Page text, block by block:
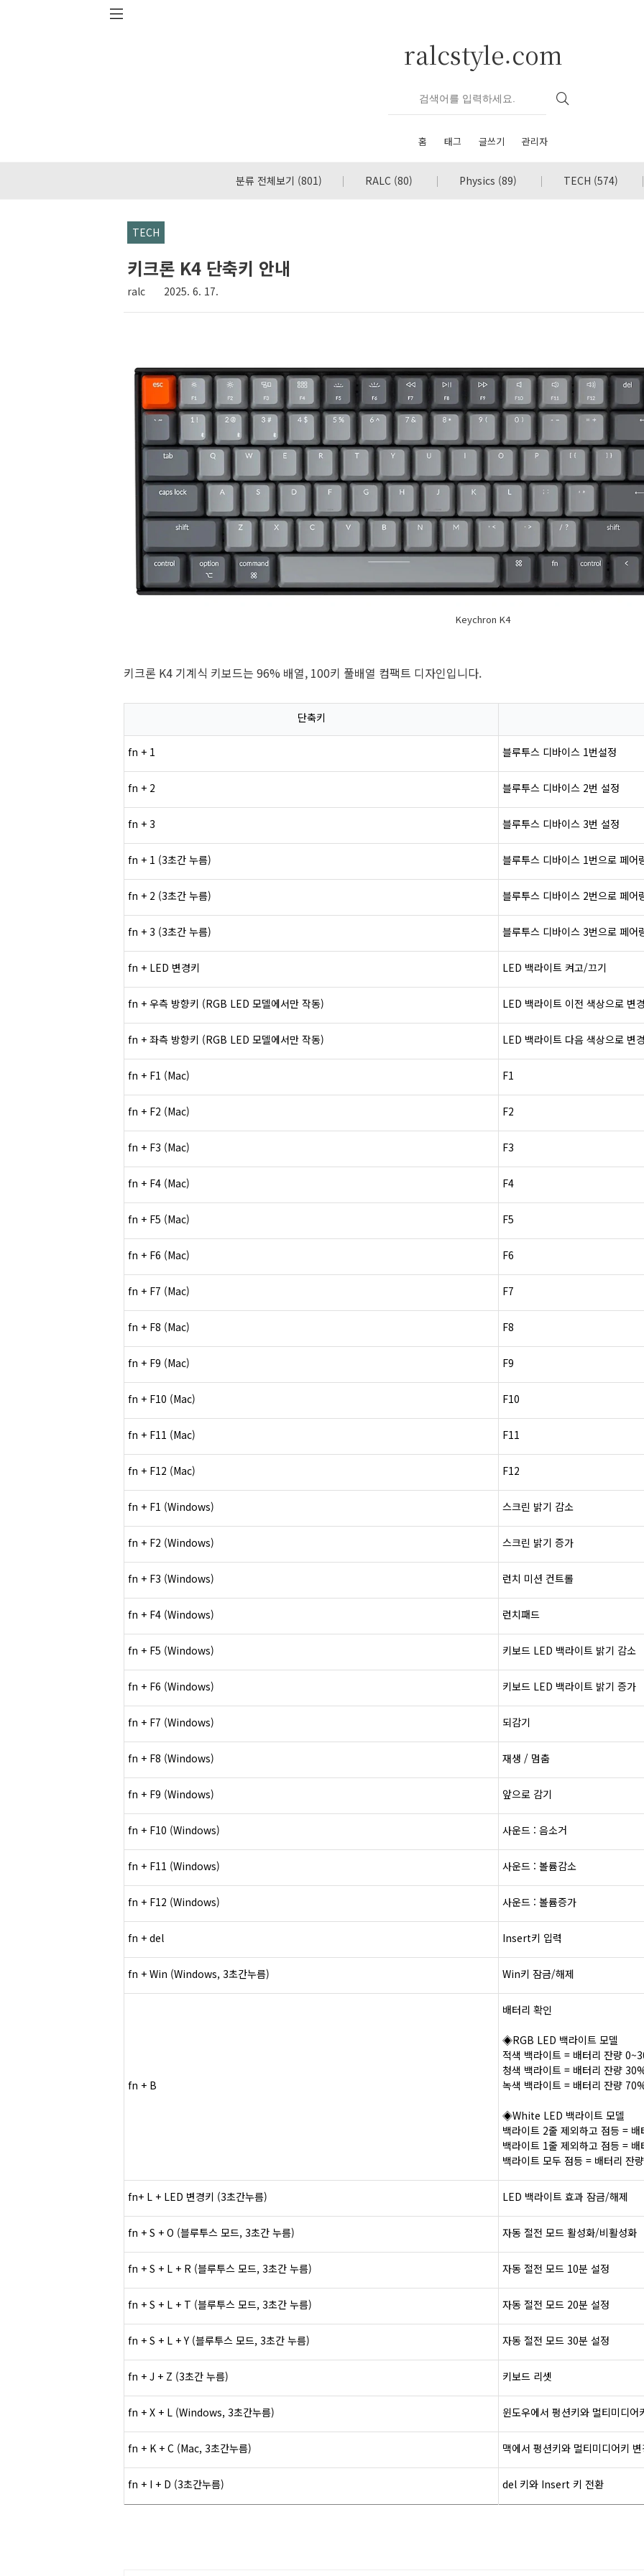
ralcstyle.com
홈 태그 글쓰기 관리자
분류 전체보기 (801) RALC (80) Physics (89) TECH (574)
TECH
키크론 K4 단축키 안내
ralc 2025. 6. 17.
Keychron K4
키크론 K4 기계식 키보드는 96% 배열, 100키 풀배열 컴팩트 디자인입니다.
단축키
fn + 1 블루투스 디바이스 1번설정
fn + 2 블루투스 디바이스 2번 설정
fn + 3 블루투스 디바이스 3번 설정
fn + 1 (3초간 누름) 블루투스 디바이스 1번으로 페어
fn + 2 (3초간 누름) 블루투스 디바이스 2번으로 페어
fn + 3 (3초간 누름) 블루투스 디바이스 3번으로 페어
fn + LED 변경키 LED 백라이트 켜고/끄기
fn + 우측 방향키 (RGB LED 모델에서만 작동) LED 백라이트 이전 색상으로 변경
fn + 좌측 방향키 (RGB LED 모델에서만 작동) LED 백라이트 다음 색상으로 변경
fn + F1 (Mac) F1
fn + F2 (Mac) F2
fn + F3 (Mac) F3
fn + F4 (Mac) F4
fn + F5 (Mac) F5
fn + F6 (Mac) F6
fn + F7 (Mac) F7
fn + F8 (Mac) F8
fn + F9 (Mac) F9
fn + F10 (Mac) F10
fn + F11 (Mac) F11
fn + F12 (Mac) F12
fn + F1 (Windows) 스크린 밝기 감소
fn + F2 (Windows) 스크린 밝기 증가
fn + F3 (Windows) 런치 미션 컨트롤
fn + F4 (Windows) 런치패드
fn + F5 (Windows) 키보드 LED 백라이트 밝기 감소
fn + F6 (Windows) 키보드 LED 백라이트 밝기 증가
fn + F7 (Windows) 되감기
fn + F8 (Windows) 재생 / 멈춤
fn + F9 (Windows) 앞으로 감기
fn + F10 (Windows) 사운드 : 음소거
fn + F11 (Windows) 사운드 : 볼륨감소
fn + F12 (Windows) 사운드 : 볼륨증가
fn + del Insert키 입력
fn + Win (Windows, 3초간누름) Win키 잠금/해제
fn + B
배터리 확인
◈RGB LED 백라이트 모델
적색 백라이트 = 배터리 잔량
청색 백라이트 = 배터리 잔량
녹색 백라이트 = 배터리 잔량
◈White LED 백라이트 모델
백라이트 2줄 제외하고 점등 = 배
백라이트 1줄 제외하고 점등 = 배
백라이트 모두 점등 = 배터리 잔량
fn+ L + LED 변경키 (3초간누름) LED 백라이트 효과 잠금/해제
fn + S + O (블루투스 모드, 3초간 누름) 자동 절전 모드 활성화/비활성화
fn + S + L + R (블루투스 모드, 3초간 누름) 자동 절전 모드 10분 설정
fn + S + L + T (블루투스 모드, 3초간 누름) 자동 절전 모드 20분 설정
fn + S + L + Y (블루투스 모드, 3초간 누름) 자동 절전 모드 30분 설정
fn + J + Z (3초간 누름) 키보드 리셋
fn + X + L (Windows, 3초간누름) 윈도우에서 펑션키와 멀티미디어
fn + K + C (Mac, 3초간누름) 맥에서 펑션키와 멀티미디어키
fn + I + D (3초간누름) del 키와 Insert 키 전환